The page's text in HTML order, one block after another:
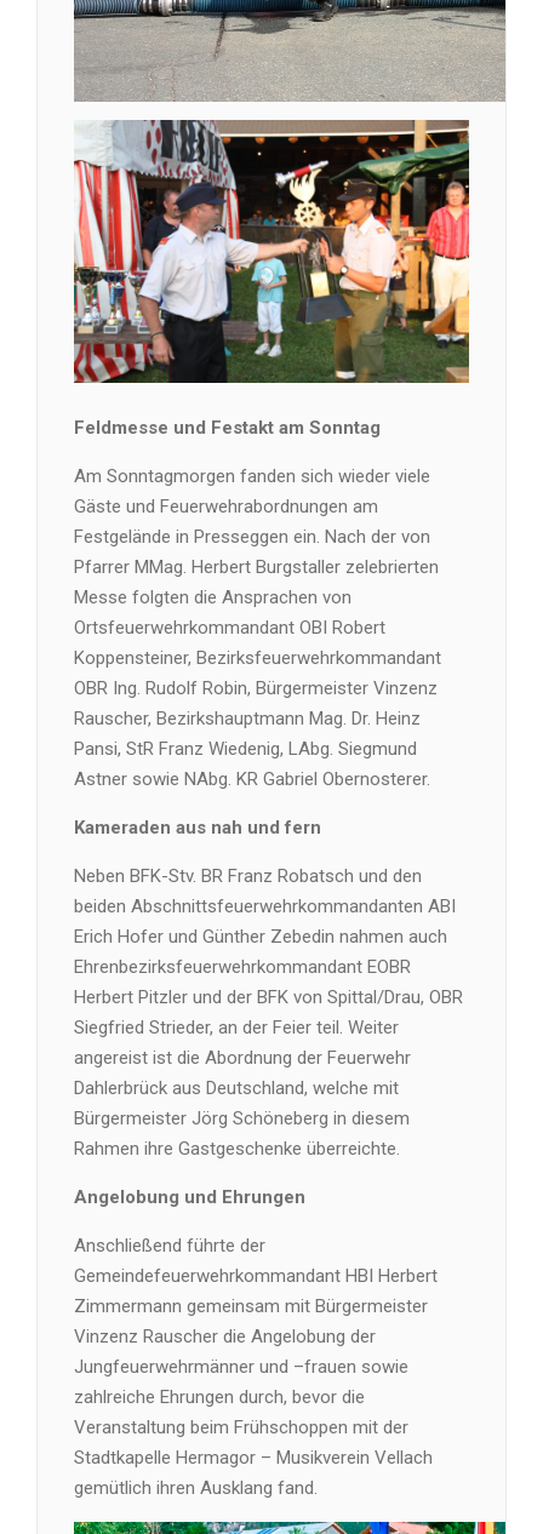
Feldmesse und Festakt am Sonntag
Am Sonntagmorgen fanden sich wieder viele
Gäste und Feuerwehrabordnungen am
Festgelände in Presseggen ein. Nach der von
Pfarrer MMag. Herbert Burgstaller zelebrierten
Messe folgten die Ansprachen von
Ortsfeuerwehrkommandant OBI Robert
Koppensteiner, Bezirksfeuerwehrkommandant
OBR Ing. Rudolf Robin, Bürgermeister Vinzenz
Rauscher, Bezirkshauptmann Mag. Dr. Heinz
Pansi, StR Franz Wiedenig, LAbg. Siegmund
Astner sowie NAbg. KR Gabriel Obernosterer.
Kameraden aus nah und fern
Neben BFK-Stv. BR Franz Robatsch und den
beiden Abschnittsfeuerwehrkommandanten ABI
Erich Hofer und Günther Zebedin nahmen auch
Ehrenbezirksfeuerwehrkommandant EOBR
Herbert Pitzler und der BFK von Spittal/Drau, OBR
Siegfried Strieder, an der Feier teil. Weiter
angereist ist die Abordnung der Feuerwehr
Dahlerbrück aus Deutschland, welche mit
Bürgermeister Jörg Schöneberg in diesem
Rahmen ihre Gastgeschenke überreichte.
Angelobung und Ehrungen
Anschließend führte der
Gemeindefeuerwehrkommandant HBI Herbert
Zimmermann gemeinsam mit Bürgermeister
Vinzenz Rauscher die Angelobung der
Jungfeuerwehrmänner und –frauen sowie
zahlreiche Ehrungen durch, bevor die
Veranstaltung beim Frühschoppen mit der
Stadtkapelle Hermagor – Musikverein Vellach
gemütlich ihren Ausklang fand.